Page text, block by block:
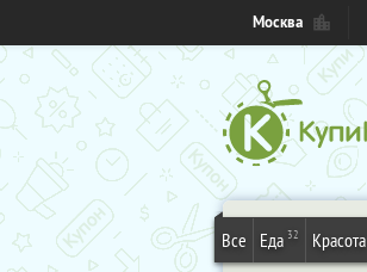
Москва
Все Еда 32 Красота